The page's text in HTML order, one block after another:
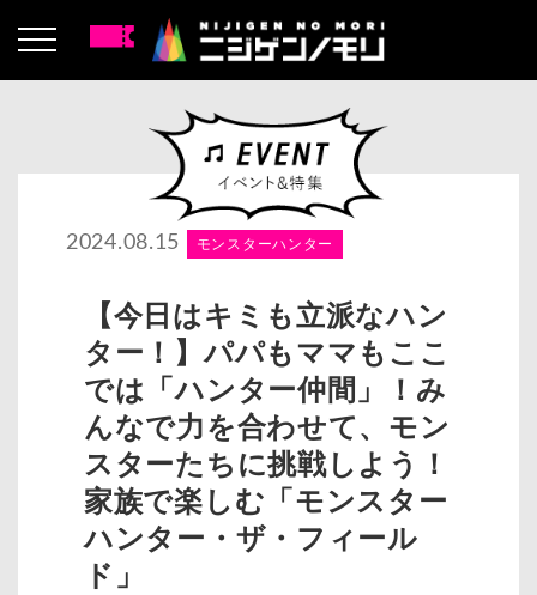
2024.08.15 モンスターハンター
【今日はキミも立派なハン
ター！】パパもママもここ
では「ハンター仲間」！み
んなで力を合わせて、モン
スターたちに挑戦しよう！
家族で楽しむ「モンスター
ハンター・ザ・フィール
ド」